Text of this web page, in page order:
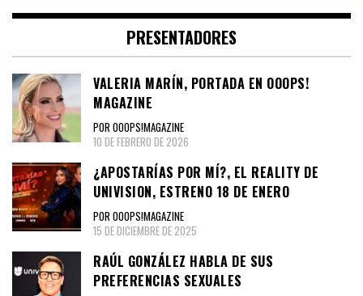
PRESENTADORES
VALERIA MARÍN, PORTADA EN OOOPS!
MAGAZINE
POR OOOPS!MAGAZINE
10 DE FEBRERO DE 2026
¿APOSTARÍAS POR MÍ?, EL REALITY DE
UNIVISION, ESTRENO 18 DE ENERO
POR OOOPS!MAGAZINE
15 DE DICIEMBRE DE 2025
RAÚL GONZÁLEZ HABLA DE SUS
PREFERENCIAS SEXUALES